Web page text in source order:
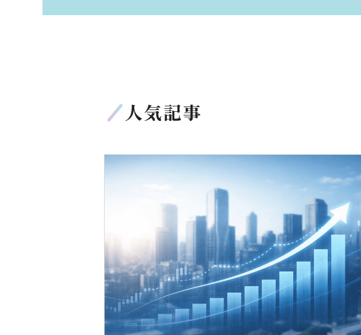
人気記事